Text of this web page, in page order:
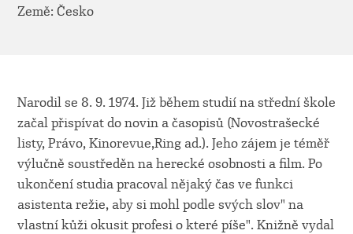
Země: Česko
Narodil se 8. 9. 1974. Již během studií na střední škole
začal přispívat do novin a časopisů (Novostrašecké
listy, Právo, Kinorevue,Ring ad.). Jeho zájem je téměř
výlučně soustředěn na herecké osobnosti a film. Po
ukončení studia pracoval nějaký čas ve funkci
asistenta režie, aby si mohl podle svých slov" na
vlastní kůži okusit profesi o které píše". Knižně vydal